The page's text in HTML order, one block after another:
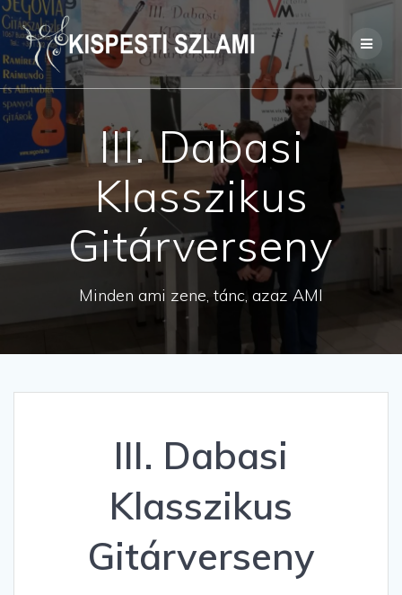
to
content
III. Dabasi
Klasszikus
Gitárverseny
Minden ami zene, tánc, azaz AMI
III. Dabasi
Klasszikus
Gitárverseny